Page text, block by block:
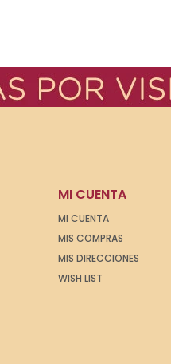
MI CUENTA
MI CUENTA
MIS COMPRAS
MIS DIRECCIONES
WISH LIST